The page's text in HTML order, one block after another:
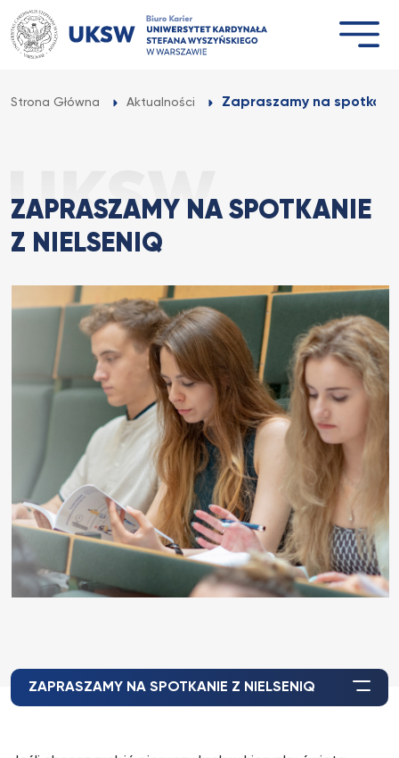
Przejdź
do
treści
Strona Główna Aktualności Zapraszamy na
ZAPRASZAMY NA SPOTKANIE
Z NIELSENIQ
ZAPRASZAMY NA SPOTKANIE Z NIELSENIQ